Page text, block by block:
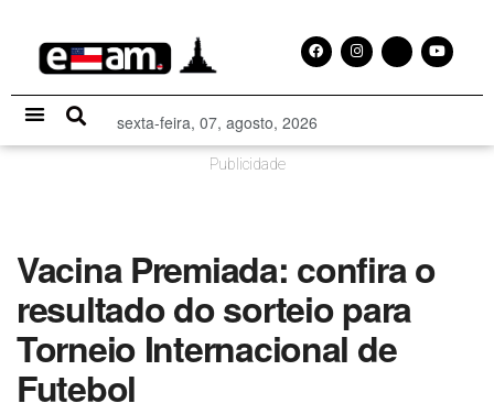
sexta-feira, 07, agosto, 2026
Publicidade
Vacina Premiada: confira o
resultado do sorteio para
Torneio Internacional de
Futebol